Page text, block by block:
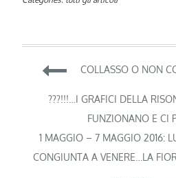
articoli
COLLASSO O NON
???!!!…I GRAFICI DELLA
FUNZIONANO E CI
1 MAGGIO – 7 MAGGIO 2016:
CONGIUNTA A VENERE…LA